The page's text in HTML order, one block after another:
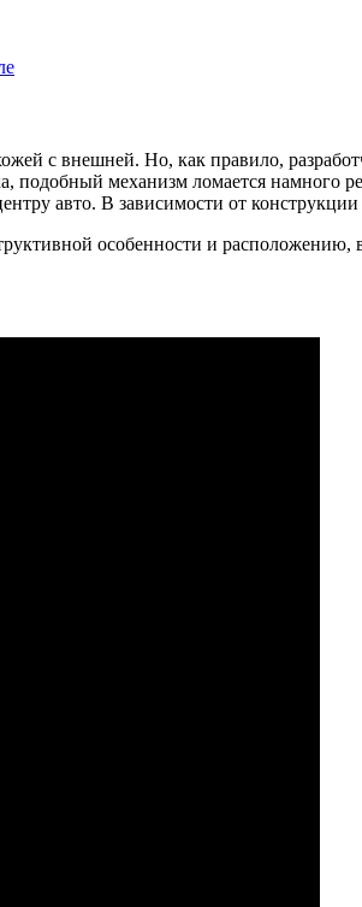
с внешней. Но, как правило,
механизм ломается намного
авто. В зависимости от
особенности и